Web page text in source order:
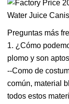
Preguntas más
1. ¿Cómo
plomo y son
--Como de
común, material
todos estos